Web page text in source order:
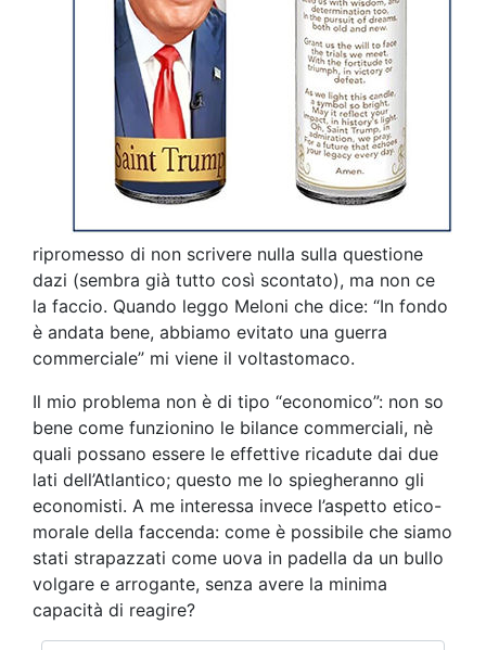
ripromesso di non scrivere nulla sulla questione
dazi (sembra già tutto così scontato), ma non ce
la faccio. Quando leggo Meloni che dice: “In fondo
è andata bene, abbiamo evitato una guerra
commerciale” mi viene il voltastomaco.
Il mio problema non è di tipo “economico”: non so
bene come funzionino le bilance commerciali, nè
quali possano essere le effettive ricadute dai due
lati dell’Atlantico; questo me lo spiegheranno gli
economisti. A me interessa invece l’aspetto etico-
morale della faccenda: come è possibile che siamo
stati strapazzati come uova in padella da un bullo
volgare e arrogante, senza avere la minima
capacità di reagire?